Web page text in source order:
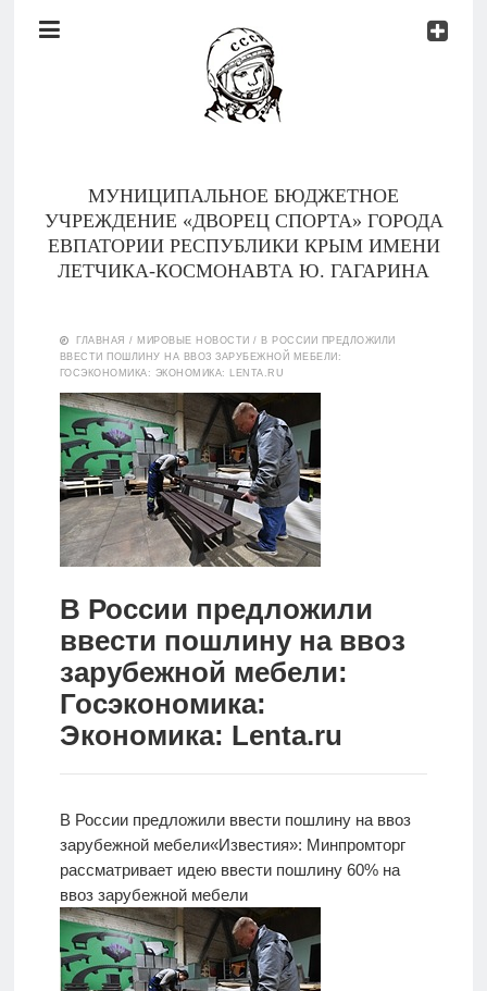
Документы
МУНИЦИПАЛЬНОЕ БЮДЖЕТНОЕ
УЧРЕЖДЕНИЕ «ДВОРЕЦ СПОРТА» ГОРОДА
ЕВПАТОРИИ РЕСПУБЛИКИ КРЫМ ИМЕНИ
ЛЕТЧИКА-КОСМОНАВТА Ю. ГАГАРИНА
Тренеры
Документы
Контакты
Новости
Родителям
О
нас
Версия для
слабовидящих
ГЛАВНАЯ / МИРОВЫЕ НОВОСТИ / В РОССИИ ПРЕДЛОЖИЛИ
ВВЕСТИ ПОШЛИНУ НА ВВОЗ ЗАРУБЕЖНОЙ МЕБЕЛИ:
ГОСЭКОНОМИКА: ЭКОНОМИКА: LENTA.RU
В России предложили
ввести пошлину на ввоз
зарубежной мебели:
Госэкономика:
Экономика: Lenta.ru
В России предложили ввести пошлину на ввоз
зарубежной мебели«Известия»: Минпромторг
рассматривает идею ввести пошлину 60% на
ввоз зарубежной мебели